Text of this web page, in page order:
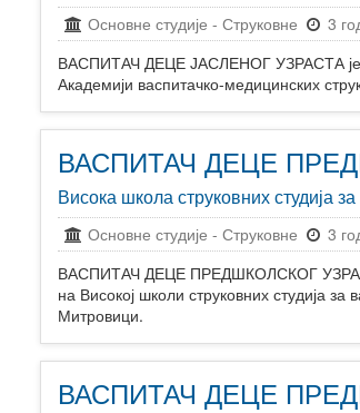
Основне студије - Струковне 3
ВАСПИТАЧ ДЕЦЕ ЈАСЛЕНОГ УЗРАСТА је
Академији васпитачко-медицинских
ВАСПИТАЧ ДЕЦЕ
Висока школа струковних студија
Основне студије - Струковне 3
ВАСПИТАЧ ДЕЦЕ ПРЕДШКОЛСКОГ
на Високој школи струковних студија
Митровици.
ВАСПИТАЧ ДЕЦЕ